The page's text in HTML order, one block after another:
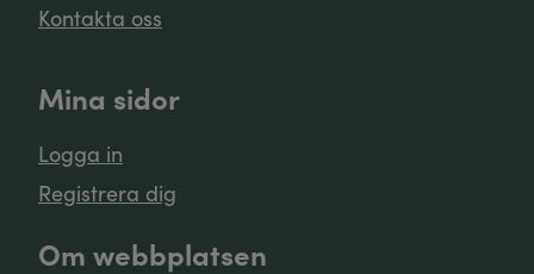
Kontakta oss
Mina sidor
Logga in
Registrera dig
Om webbplatsen